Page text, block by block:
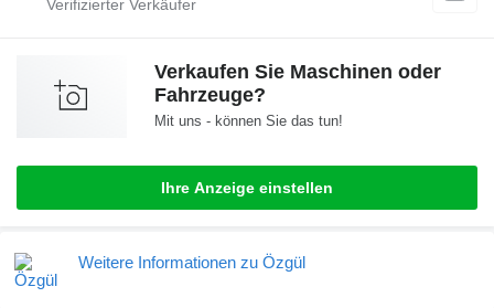
Verkaufen Sie Maschinen oder
Fahrzeuge?
Mit uns - können Sie das tun!
Ihre Anzeige einstellen
Weitere Informationen zu Özgül